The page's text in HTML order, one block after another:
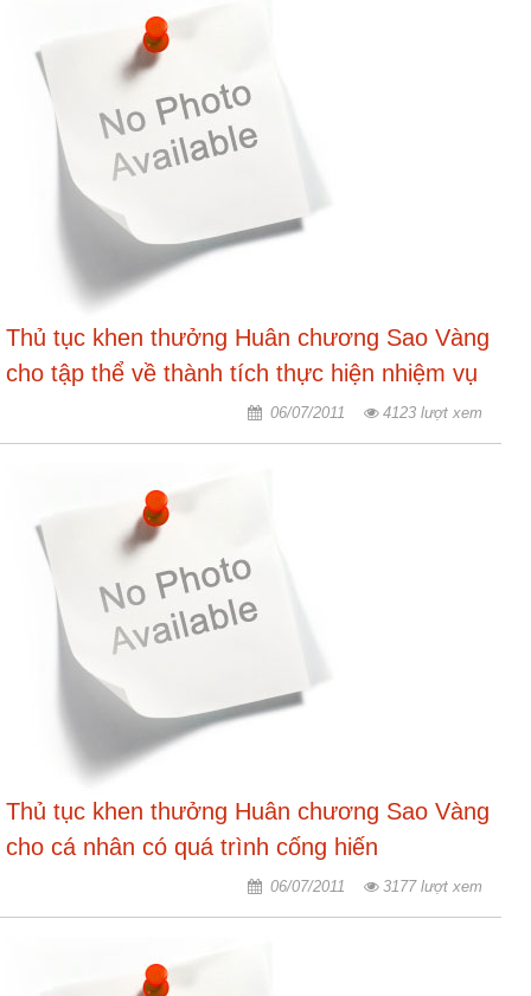
Thủ tục khen thưởng Huân chương Sao Vàng
cho tập thể về thành tích thực hiện nhiệm vụ
06/07/2011 4123 lượt xem
Thủ tục khen thưởng Huân chương Sao Vàng
cho cá nhân có quá trình cống hiến
06/07/2011 3177 lượt xem